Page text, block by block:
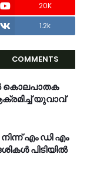
20K
1.2k
COMMENTS
കൊലപാതക
യുവാവ്
എം ഡി എം
പിടിയിൽ